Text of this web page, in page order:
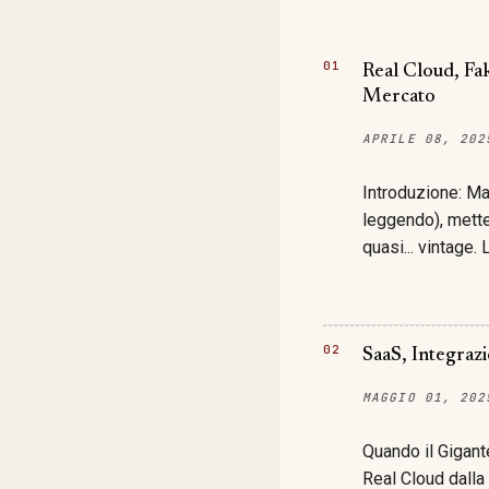
T
Real Cloud,
Mercato
APRILE 08,
Introduzione:
leggendo),
quasi... vintage.
(un po'
risolvere pure il
vendono è
ruota
girano la
SaaS,
MAGGIO 01,
Quando il
Real Cloud